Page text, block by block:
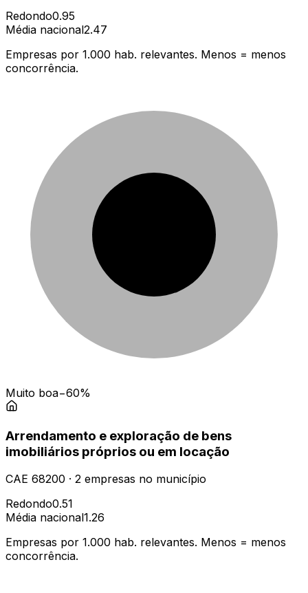
Redondo0.95
Média nacional2.47
Empresas por 1.000 hab. relevantes. Menos = menos
concorrência.
Muito boa−60%
Arrendamento e exploração de bens
imobiliários próprios ou em locação
CAE 68200 · 2 empresas no município
Redondo0.51
Média nacional1.26
Empresas por 1.000 hab. relevantes. Menos = menos
concorrência.